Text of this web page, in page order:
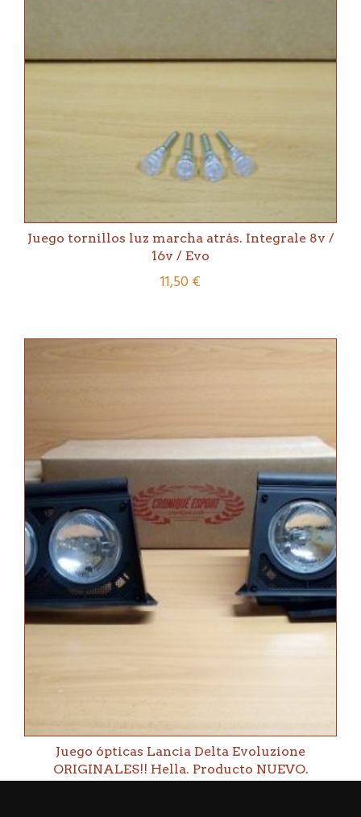
Juego tornillos luz marcha atrás. Integrale 8v /
16v / Evo
11,50€
Juego ópticas Lancia Delta Evoluzione
ORIGINALES!! Hella. Producto NUEVO.